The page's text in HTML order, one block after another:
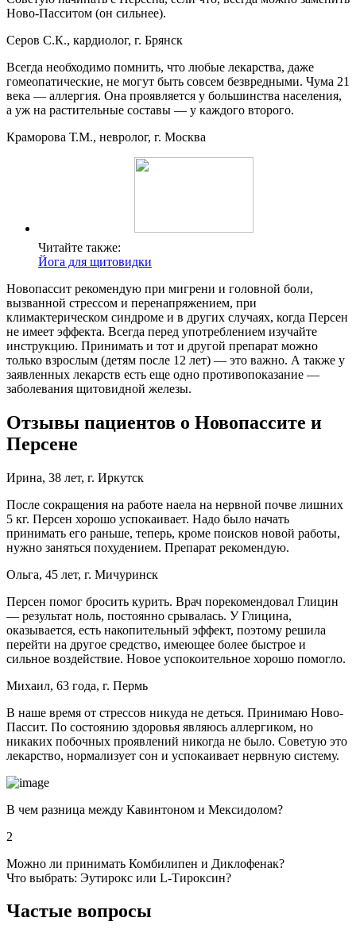
Ново-Пасситом (он сильнее).
Серов С.К., кардиолог, г. Брянск
Всегда необходимо помнить, что любые лекарства, даже
гомеопатические, не могут быть совсем безвредными. Чума 21
века — аллергия. Она проявляется у большинства населения,
а уж на растительные составы — у каждого второго.
Краморова Т.М., невролог, г. Москва
Читайте также:
Йога для щитовидки
Новопассит рекомендую при мигрени и головной боли,
вызванной стрессом и перенапряжением, при
климактерическом синдроме и в других случаях, когда Персен
не имеет эффекта. Всегда перед употреблением изучайте
инструкцию. Принимать и тот и другой препарат можно
только взрослым (детям после 12 лет) — это важно. А также у
заявленных лекарств есть еще одно противопоказание —
заболевания щитовидной железы.
Отзывы пациентов о Новопассите и
Персене
Ирина, 38 лет, г. Иркутск
После сокращения на работе наела на нервной почве лишних
5 кг. Персен хорошо успокаивает. Надо было начать
принимать его раньше, теперь, кроме поисков новой работы,
нужно заняться похудением. Препарат рекомендую.
Ольга, 45 лет, г. Мичуринск
Персен помог бросить курить. Врач порекомендовал Глицин
— результат ноль, постоянно срывалась. У Глицина,
оказывается, есть накопительный эффект, поэтому решила
перейти на другое средство, имеющее более быстрое и
сильное воздействие. Новое успокоительное хорошо помогло.
Михаил, 63 года, г. Пермь
В наше время от стрессов никуда не деться. Принимаю Ново-
Пассит. По состоянию здоровья являюсь аллергиком, но
никаких побочных проявлений никогда не было. Советую это
лекарство, нормализует сон и успокаивает нервную систему.
В чем разница между Кавинтоном и Мексидолом?
2
Можно ли принимать Комбилипен и Диклофенак?
Что выбрать: Эутирокс или L-Тироксин?
Частые вопросы